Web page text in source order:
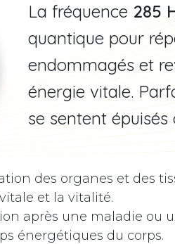
La fréquence 285
quantique pour
endommagés et
énergie vitale.
se sentent épuisés
des organes et des
et la vitalité.
après une maladie ou
énergétiques du corps.